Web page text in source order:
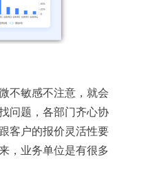
不敏感不注意，就会
问题，各部门齐心协
客户的报价灵活性要
，业务单位是有很多